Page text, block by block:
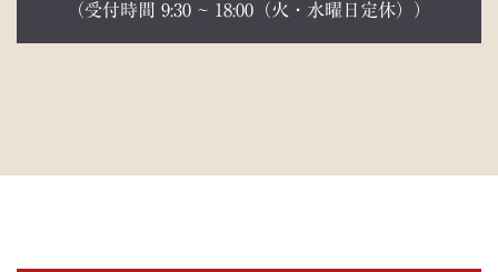
（受付時間 9:30 ~ 18:00（火・水曜日定休））